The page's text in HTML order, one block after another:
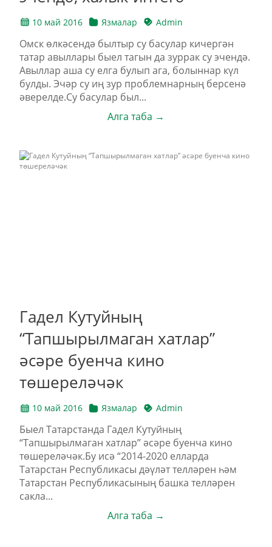
10 май 2016 Язмалар Admin
Омск өлкәсендә былтыр су басулар кичергән
татар авыллары быел тагын да зуррак су эчендә.
Авыллар аша су елга булып ага, болыннар күл
булды. Эчәр су иң зур проблемнарның берсенә
әверелде.Cу басулар был...
Алга таба →
Гадел Кутуйның
“Тапшырылмаган хатлар”
әсәре буенча кино
төшереләчәк
10 май 2016 Язмалар Admin
Быел Татарстанда Гадел Кутуйның
“Тапшырылмаган хатлар” әсәре буенча кино
төшереләчәк.Бу исә “2014-2020 елларда
Татарстан Республикасы дәүләт телләрен һәм
Татарстан Республикасының башка телләрен
сакла...
Алга таба →